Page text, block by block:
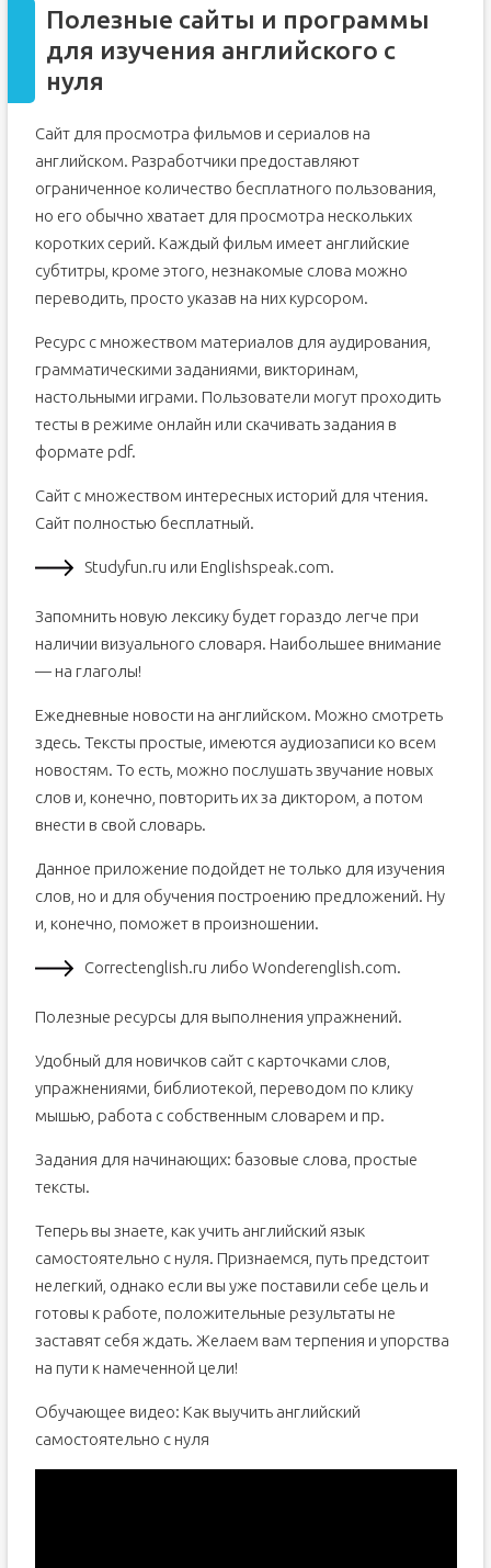
Полезные сайты и программы
для изучения английского с
нуля
Сайт для просмотра фильмов и сериалов на
английском. Разработчики предоставляют
ограниченное количество бесплатного пользования,
но его обычно хватает для просмотра нескольких
коротких серий. Каждый фильм имеет английские
субтитры, кроме этого, незнакомые слова можно
переводить, просто указав на них курсором.
Ресурс с множеством материалов для аудирования,
грамматическими заданиями, викторинам,
настольными играми. Пользователи могут проходить
тесты в режиме онлайн или скачивать задания в
формате pdf.
Сайт с множеством интересных историй для чтения.
Сайт полностью бесплатный.
Studyfun.ru или Englishspeak.com.
Запомнить новую лексику будет гораздо легче при
наличии визуального словаря. Наибольшее внимание
— на глаголы!
Ежедневные новости на английском. Можно смотреть
здесь. Тексты простые, имеются аудиозаписи ко всем
новостям. То есть, можно послушать звучание новых
слов и, конечно, повторить их за диктором, а потом
внести в свой словарь.
Данное приложение подойдет не только для изучения
слов, но и для обучения построению предложений. Ну
и, конечно, поможет в произношении.
Correctenglish.ru либо Wonderenglish.com.
Полезные ресурсы для выполнения упражнений.
Удобный для новичков сайт с карточками слов,
упражнениями, библиотекой, переводом по клику
мышью, работа с собственным словарем и пр.
Задания для начинающих: базовые слова, простые
тексты.
Теперь вы знаете, как учить английский язык
самостоятельно с нуля. Признаемся, путь предстоит
нелегкий, однако если вы уже поставили себе цель и
готовы к работе, положительные результаты не
заставят себя ждать. Желаем вам терпения и упорства
на пути к намеченной цели!
Обучающее видео: Как выучить английский
самостоятельно с нуля